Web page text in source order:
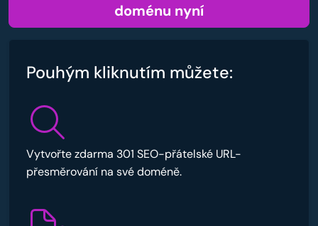
doménu nyní
Pouhým kliknutím můžete:
Vytvořte zdarma 301 SEO-přátelské URL-
přesměrování na své doméně.